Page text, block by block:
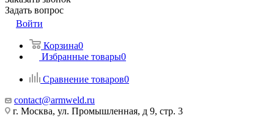
Задать вопрос
Войти
Корзина0
Избранные товары0
Сравнение товаров0
contact@armweld.ru
г. Москва, ул. Промышленная, д 9, стр. 3